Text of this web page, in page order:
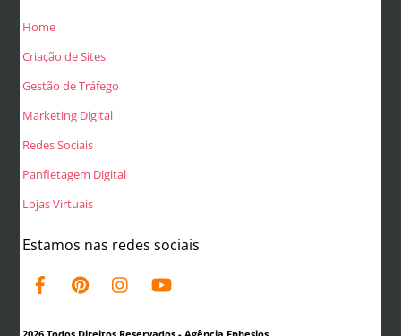
Home
Criação de Sites
Gestão de Tráfego
Marketing Digital
Redes Sociais
Panfletagem Digital
Lojas Virtuais
Estamos nas redes sociais